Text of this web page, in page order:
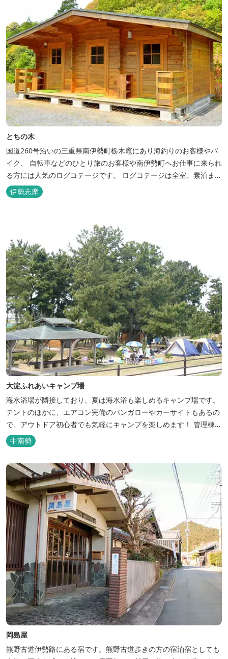
とちの木
国道260号沿いの三重県南伊勢町栃木竈にあり海釣りのお客様やバ
イク、 自転車などのひとり旅のお客様や南伊勢町へお仕事に来られ
る方には人気のログコテージです。 ログコテージは全室、素泊まり
となっており、おひとり様限定のお部屋、お二人様限定のお部屋、
3名様から5名様限定のお部屋とあります。 お風呂やトイレは別棟
伊勢志摩
大淀ふれあいキャンプ場
海水浴場が隣接しており、夏は海水浴も楽しめるキャンプ場です。
テントのほかに、エアコン完備のバンガローやカーサイトもあるの
で、アウトドア初心者でも気軽にキャンプを楽しめます！ 管理棟、
水道、冷水シャワー、温水シャワー（有料）、共同休憩所、炊事
場、水洗トイレ、毛布（有料）、駐車場（宿泊の場合は無料、デイ
中南勢
岡島屋
熊野古道伊勢路にある宿です。熊野古道歩きの方の宿泊宿としても